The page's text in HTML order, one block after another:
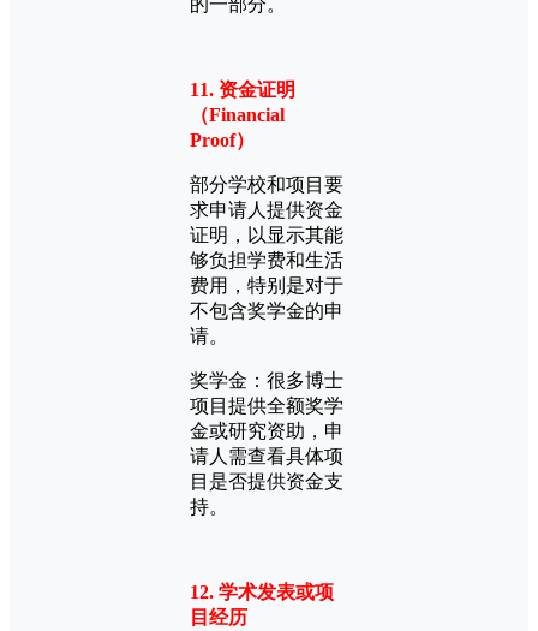
的一部分。
11. 资金证明
（Financial
Proof）
部分学校和项目要
求申请人提供资金
证明，以显示其能
够负担学费和生活
费用，特别是对于
不包含奖学金的申
请。
奖学金：很多博士
项目提供全额奖学
金或研究资助，申
请人需查看具体项
目是否提供资金支
持。
12. 学术发表或项
目经历